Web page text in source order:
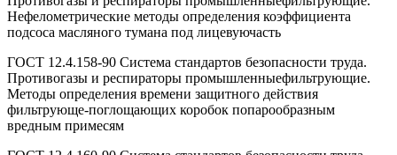
Нефелометрические методы определения коэффициента
подсоса масляного тумана под лицевуючасть
ГОСТ 12.4.158-90 Система стандартов безопасности труда.
Противогазы и респираторы промышленныефильтрующие.
Методы определения времени защитного действия
фильтрующе-поглощающих коробок попарообразным
вредным примесям